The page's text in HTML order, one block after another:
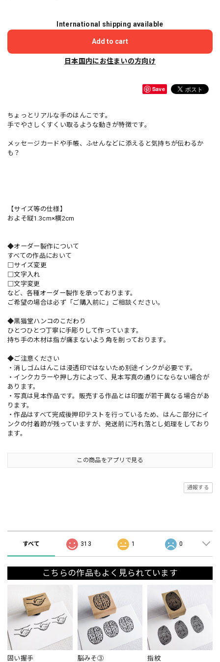
International shipping available
Add to cart
日本国内にお住まいの方向け
Save
ちょっとリアルな手のはんこです。
手でやさしくすくい取るような動きが特徴です。
メッセージカードや手帳、ふせんなどに添えると気持ちが伝わるか
も？
【サイズ等の仕様】
およそ縦1.3cm×横2cm
◆オーダー製作について
すべての作品において
□サイズ変更
□文字入れ
□文字変更
など、各種オーダー製作を承っております。
ご希望の場合は必ず「ご購入前に」ご相談ください。
◆黒猫堂ハンコのこだわり
ひとつひとつ丁寧に手彫りして作っています。
持ち手の木材は指が痛まないよう角を削っております。
◆ご注意ください
・消しゴムはんこは浸透印ではないため別途インクが必要です。
・インクカラーや押し方によって、見本写真の通りにならない場合が
あります。
・写真は見本作品です。販売する作品とは印面が若干異なる場合があ
ります。
・作品はすべて完成後押印テストを行っているため、はんこ部分にイ
ンクの付着跡が残っていますが、発送前に汚れ落とし処理をしており
ます。
この商品をアプリで見る
通報する
すべて 313 1 0
こちらの作品もよく見られています
固い握手 脳みそ③ 指紋